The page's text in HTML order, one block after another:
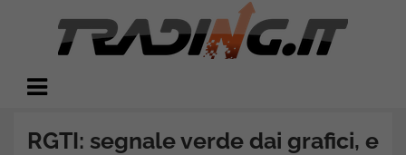
Trading.it
RGTI: segnale verde dai grafici, e